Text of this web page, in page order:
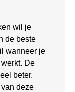
wil je
de beste
wanneer je
De
beter.
deze